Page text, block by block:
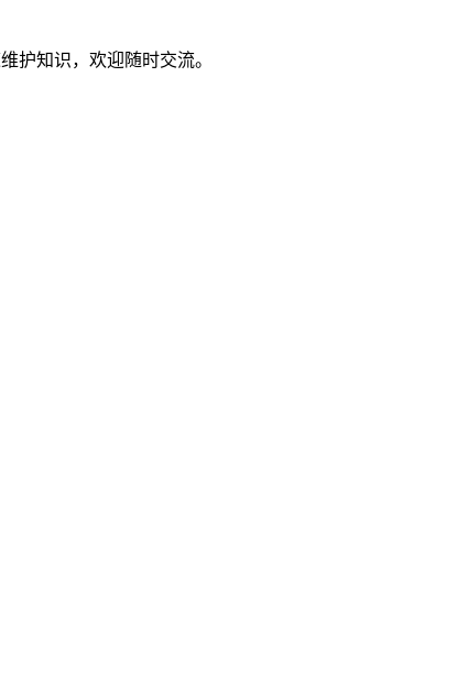
护知识，欢迎随时交流。